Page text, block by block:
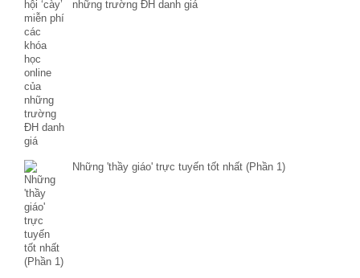
những trường ĐH danh giá
Những 'thầy giáo' trực tuyến tốt nhất (Phần 1)